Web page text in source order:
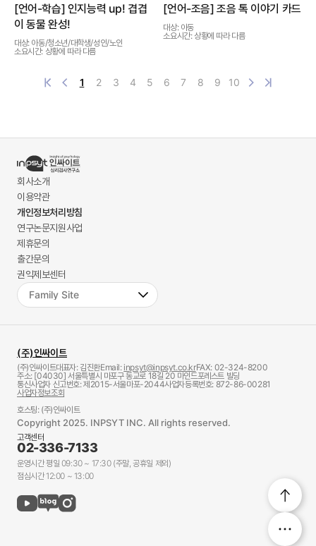
[언어-학습] 인지능력 up! 겹겹
이 동물 완성!
대상: 아동/청소년/대학생/성인/노인
소요시간: 상황에 따라 다름
[언어-조음] 조음 톡 이야기 카드
대상: 아동
소요시간: 상황에 따라 다름
1 2 3 4 5 6 7 8 9 10
회사소개
이용약관
개인정보처리방침
연구논문지원사업
제휴문의
출간문의
권익제보센터
(주)인싸이트
(주)인싸이트대표자: 김진환Email: inpsyt@inpsyt.co.krFAX: 02-324-8200
주소: [04030] 서울특별시 마포구 동교로 18길 20 마인드포레스트 빌딩
통신사업자 신고번호: 제2015-서울마포-2044사업자등록번호: 872-86-00281
사업자정보조회
호스팅: (주)인싸이트
Copyright 2025. INPSYT INC. All rights reserved.
고객센터
02-336-7133
운영시간 평일 09:30 ~ 17:30 (주말, 공휴일 제외)
점심시간 12:00 ~ 13:00